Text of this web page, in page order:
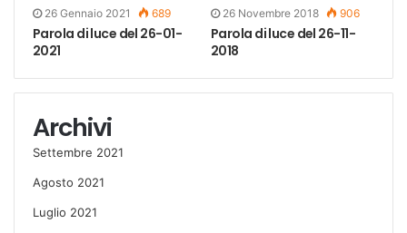
26 Gennaio 2021 689
Parola di luce del 26-01-
2021
26 Novembre 2018 906
Parola di luce del 26-11-
2018
Archivi
Settembre 2021
Agosto 2021
Luglio 2021